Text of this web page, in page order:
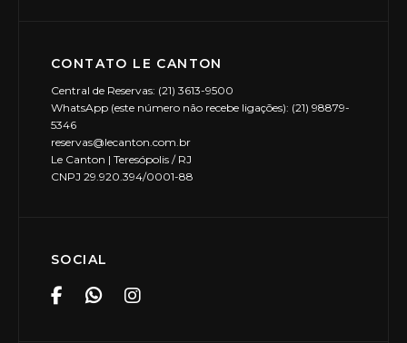
CONTATO LE CANTON
Central de Reservas: (21) 3613-9500
WhatsApp (este número não recebe ligações): (21) 98879-
5346
reservas@lecanton.com.br
Le Canton | Teresópolis / RJ
CNPJ 29.920.394/0001-88
SOCIAL